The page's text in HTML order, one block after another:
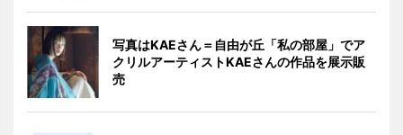
写真はKAEさん＝自由が丘「私の部屋」でア
クリルアーティストKAEさんの作品を展示販
売